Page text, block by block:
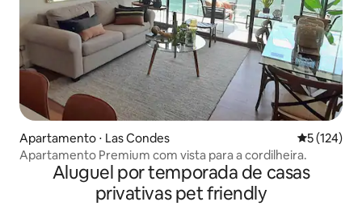
Apartamento ⋅ Las Condes 5 de uma
5 (124)
Apartamento Premium com vista para a cordilheira.
Aluguel por temporada de casas
privativas pet friendly